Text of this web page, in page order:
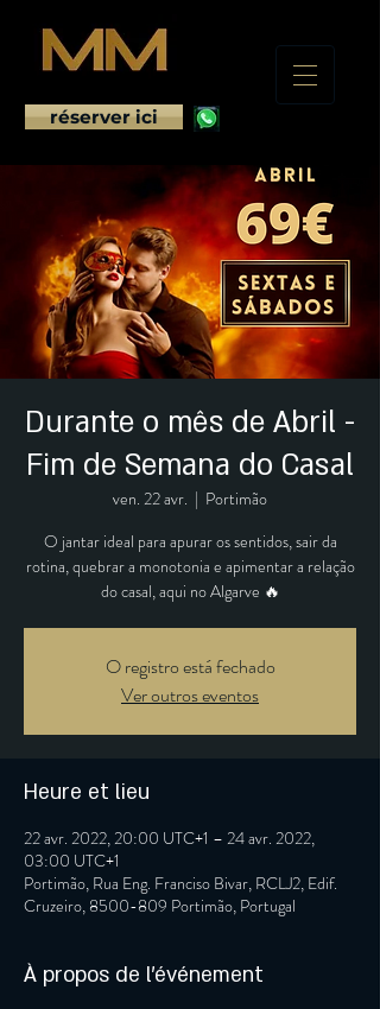
réserver ici
Durante o mês de Abril -
Fim de Semana do Casal
ven. 22 avr.
  |
Portimão
O jantar ideal para apurar os sentidos, sair da
rotina, quebrar a monotonia e apimentar a relação
do casal, aqui no Algarve 🔥
O registro está fechado
Ver outros eventos
Heure et lieu
22 avr. 2022, 20:00 UTC+1 – 24 avr. 2022,
03:00 UTC+1
Portimão, Rua Eng. Franciso Bivar, RCLJ2, Edif.
Cruzeiro, 8500-809 Portimão, Portugal
À propos de l'événement